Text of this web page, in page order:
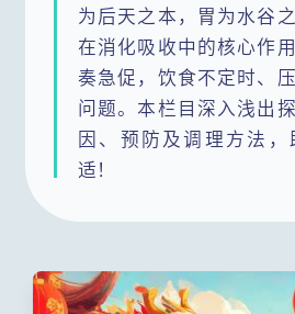
为后天之本，胃为水谷
在消化吸收中的核心作
奏急促，饮食不定时、
问题。本栏目深入浅出
因、预防及调理方法
适！